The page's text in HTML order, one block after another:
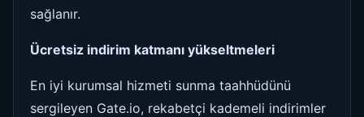
sağlanır.
Ücretsiz indirim katmanı yükseltmeleri
En iyi kurumsal hizmeti sunma taahhüdünü
sergileyen Gate.io, rekabetçi kademeli indirimler